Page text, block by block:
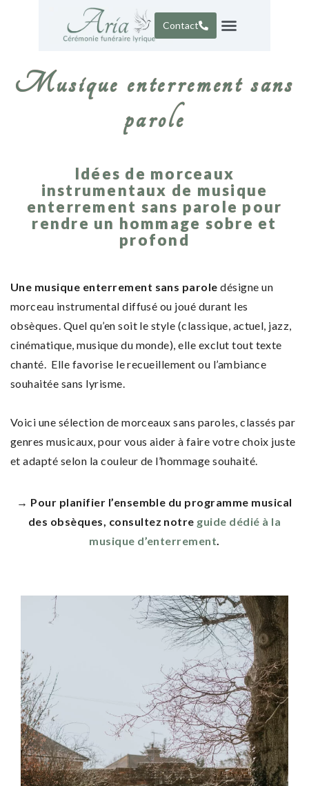
Contact
Musique enterrement sans
parole
Idées de morceaux
instrumentaux de musique
enterrement sans parole pour
rendre un hommage sobre et
profond
Une musique enterrement sans parole désigne un
morceau instrumental diffusé ou joué durant les
obsèques. Quel qu’en soit le style (classique, actuel, jazz,
cinématique, musique du monde), elle exclut tout texte
chanté. Elle favorise le recueillement ou l’ambiance
souhaitée sans lyrisme.
Voici une sélection de morceaux sans paroles, classés par
genres musicaux, pour vous aider à faire votre choix juste
et adapté selon la couleur de l’hommage souhaité.
→ Pour planifier l’ensemble du programme musical
des obsèques, consultez notre guide dédié à la
musique d’enterrement.